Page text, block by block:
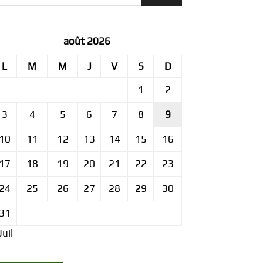
août 2026
L M M J V S
D
1
2
3 4 5 6 7 8 9
10 11 12 13 14 15 16
17 18 19 20 21 22 23
24 25 26 27 28 29 30
31